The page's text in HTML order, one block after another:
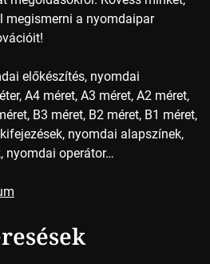
megismerni a nyomdaipar
előkészítés, nyomdai
A4 méret, A3 méret, A2 méret,
B3 méret, B2 méret, B1 méret,
nyomdai alapszínek,
nyomdai operátor…